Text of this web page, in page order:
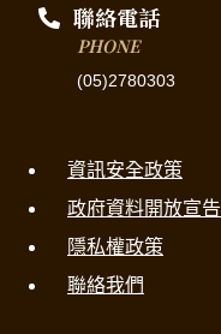
聯絡電話
PHONE
(05)2780303
資訊安全政策
政府資料開放宣告
隱私權政策
聯絡我們